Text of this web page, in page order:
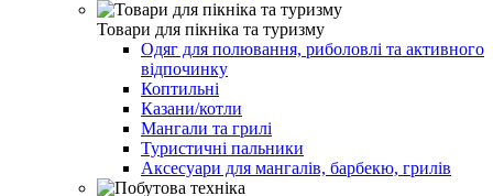
Товари для пікніка та туризму
Одяг для полювання, риболовлі та активного
відпочинку
Коптильні
Казани/котли
Мангали та грилі
Туристичні пальники
Аксесуари для мангалів, барбекю, грилів